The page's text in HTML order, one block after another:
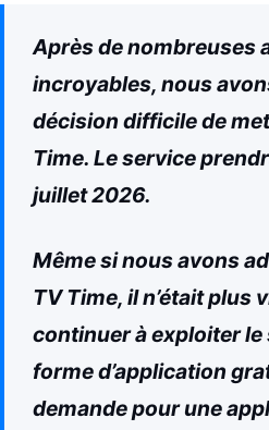
Après de nombreuses
incroyables, nous
décision difficile de
Time. Le service
juillet 2026.
Même si nous avons
TV Time, il n’était plus
continuer à exploiter
forme d’application
demande pour une